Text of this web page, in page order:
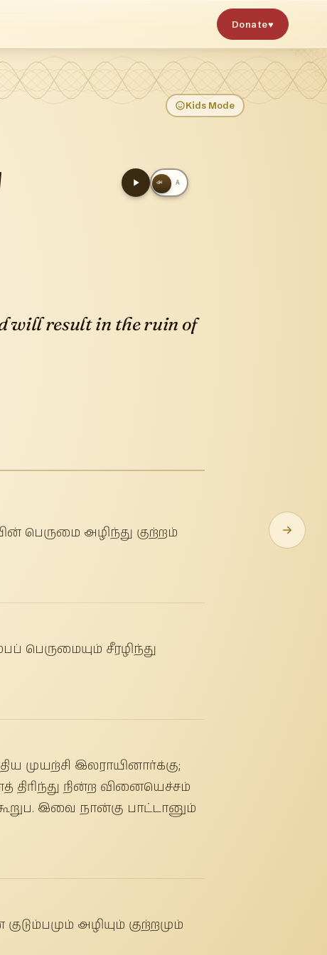
Donate♥
Kids Mode
அ A
will result in the ruin of
பெருமை அழிந்து குற்றம்
பெருமையும் சீரழிந்து
முயற்சி இலராயினார்க்கு;
திரிந்து நின்ற வினையெச்சம்
இவை நான்கு பாட்டானும்
அழியும் குற்றமும்